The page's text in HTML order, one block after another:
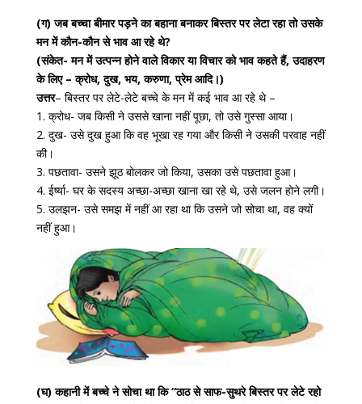
(ग) जब बच्चा बीमार पड़ने का बहाना बनाकर बिस्तर पर लेटा रहा तो उसके
मन में कौन-कौन से भाव आ रहे थे?
(संकेत- मन में उत्पन्न होने वाले विकार या विचार को भाव कहते हैं, उदाहरण
के लिए – क्रोध, दुख, भय, करुणा, प्रेम आदि।)
उत्तर– बिस्तर पर लेटे-लेटे बच्चे के मन में कई भाव आ रहे थे –
1. क्रोध- जब किसी ने उससे खाना नहीं पूछा, तो उसे गुस्सा आया।
2. दुख- उसे दुख हुआ कि वह भूखा रह गया और किसी ने उसकी परवाह नहीं
की।
3. पछतावा- उसने झूठ बोलकर जो किया, उसका उसे पछतावा हुआ।
4. ईर्ष्या- घर के सदस्य अच्छा-अच्छा खाना खा रहे थे, उसे जलन होने लगी।
5. उलझन- उसे समझ में नहीं आ रहा था कि उसने जो सोचा था, वह क्यों
नहीं हुआ।
(घ) कहानी में बच्चे ने सोचा था कि “ठाठ से साफ-सुथरे बिस्तर पर लेटे रहो